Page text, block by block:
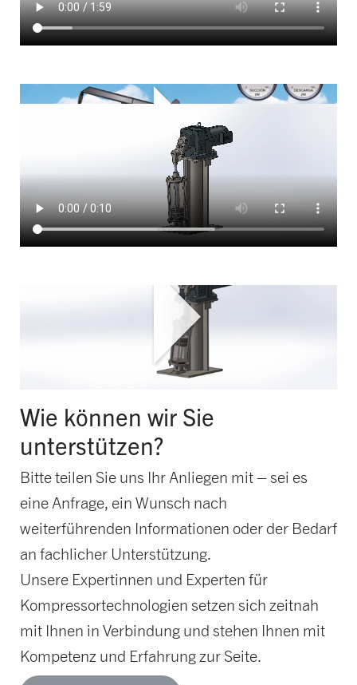
HOERBIGER CHCe ist eine patentierte
Konstruktion in mehreren Ländern, darunter
Wie können wir Sie
unterstützen?
Bitte teilen Sie uns Ihr Anliegen mit – sei es
eine Anfrage, ein Wunsch nach
weiterführenden Informationen oder der Bedarf
an fachlicher Unterstützung.
Unsere Expertinnen und Experten für
Kompressortechnologien setzen sich zeitnah
mit Ihnen in Verbindung und stehen Ihnen mit
Kompetenz und Erfahrung zur Seite.